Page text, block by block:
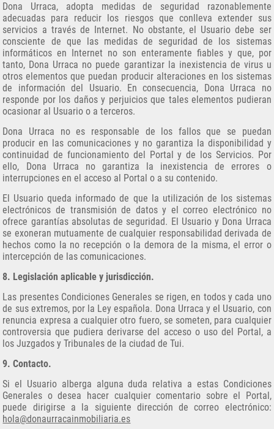
Dona Urraca, adopta medidas de seguridad razonablemente
adecuadas para reducir los riesgos que conlleva extender sus
servicios a través de Internet. No obstante, el Usuario debe ser
consciente de que las medidas de seguridad de los sistemas
informáticos en Internet no son enteramente fiables y que, por
tanto, Dona Urraca no puede garantizar la inexistencia de virus u
otros elementos que puedan producir alteraciones en los sistemas
de información del Usuario. En consecuencia, Dona Urraca no
responde por los daños y perjuicios que tales elementos pudieran
ocasionar al Usuario o a terceros.
Dona Urraca no es responsable de los fallos que se puedan
producir en las comunicaciones y no garantiza la disponibilidad y
continuidad de funcionamiento del Portal y de los Servicios. Por
ello, Dona Urraca no garantiza la inexistencia de errores o
interrupciones en el acceso al Portal o a su contenido.
El Usuario queda informado de que la utilización de los sistemas
electrónicos de transmisión de datos y el correo electrónico no
ofrece garantías absolutas de seguridad. El Usuario y Dona Urraca
se exoneran mutuamente de cualquier responsabilidad derivada de
hechos como la no recepción o la demora de la misma, el error o
intercepción de las comunicaciones.
8. Legislación aplicable y jurisdicción.
Las presentes Condiciones Generales se rigen, en todos y cada uno
de sus extremos, por la Ley española. Dona Urraca y el Usuario, con
renuncia expresa a cualquier otro fuero, se someten, para cualquier
controversia que pudiera derivarse del acceso o uso del Portal, a
los Juzgados y Tribunales de la ciudad de Tui.
9. Contacto.
Si el Usuario alberga alguna duda relativa a estas Condiciones
Generales o desea hacer cualquier comentario sobre el Portal,
puede dirigirse a la siguiente dirección de correo electrónico:
hola@donaurracainmobiliaria.es